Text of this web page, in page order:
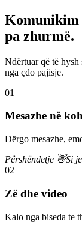
Komunikim
pa zhurmë.
Ndërtuar që të
nga çdo pajisje.
01
Mesazhe në
Dërgo mesazhe,
Përshëndetje 👋Si
02
Zë dhe video
Kalo nga biseda te